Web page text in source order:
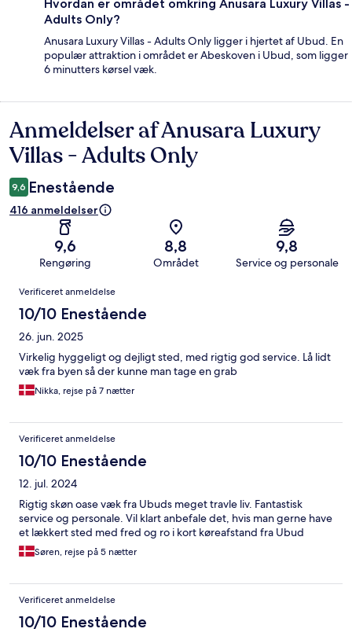
Hvordan er området omkring Anusara Luxury Villas -
Adults Only?
Anusara Luxury Villas - Adults Only ligger i hjertet af Ubud. En
populær attraktion i området er Abeskoven i Ubud, som ligger
6 minutters kørsel væk.
Anmeldelser
Anmeldelser af Anusara Luxury
Villas - Adults Only
9,6 Enestående
416 anmeldelser
9,6
Rengøring
8,8
Området
9,8
Service og personale
Anmeldelser
Verificeret anmeldelse
10/10 Enestående
26. jun. 2025
Virkelig hyggeligt og dejligt sted, med rigtig god service. Lå lidt
væk fra byen så der kunne man tage en grab
Nikka, rejse på 7 nætter
Verificeret anmeldelse
10/10 Enestående
12. jul. 2024
Rigtig skøn oase væk fra Ubuds meget travle liv. Fantastisk
service og personale. Vil klart anbefale det, hvis man gerne have
et lækkert sted med fred og ro i kort køreafstand fra Ubud
Søren, rejse på 5 nætter
Verificeret anmeldelse
10/10 Enestående